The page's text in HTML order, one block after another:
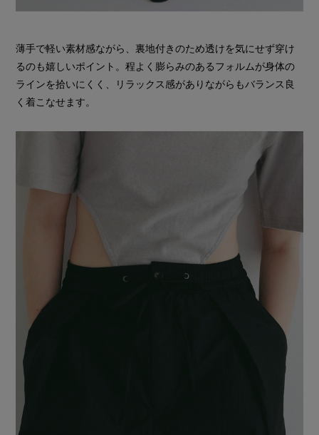
薄手で軽い素材感ながら、裏地付きのため透けを気にせず穿け
るのも嬉しいポイント。程よく膨らみのあるフォルムが身体の
ラインを拾いにくく、リラックス感がありながらもバランス良
く着こなせます。